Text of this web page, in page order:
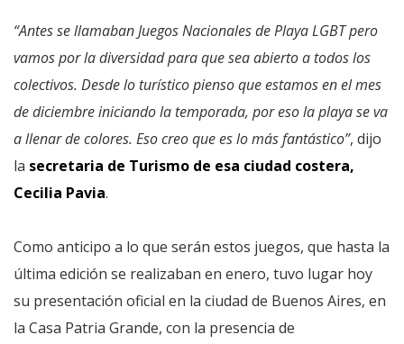
“Antes se llamaban Juegos Nacionales de Playa LGBT pero
vamos por la diversidad para que sea abierto a todos los
colectivos. Desde lo turístico pienso que estamos en el mes
de diciembre iniciando la temporada, por eso la playa se va
a llenar de colores. Eso creo que es lo más fantástico”, dijo
la secretaria de Turismo de esa ciudad costera,
Cecilia Pavia.
Como anticipo a lo que serán estos juegos, que hasta la
última edición se realizaban en enero, tuvo lugar hoy
su presentación oficial en la ciudad de Buenos Aires, en
la Casa Patria Grande, con la presencia de